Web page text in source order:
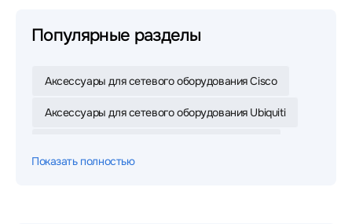
Популярные разделы
Аксессуары для сетевого оборудования Cisco
Аксессуары для сетевого оборудования Ubiquiti
Показать полностью